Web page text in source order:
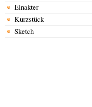
Einakter
Kurzstück
Sketch